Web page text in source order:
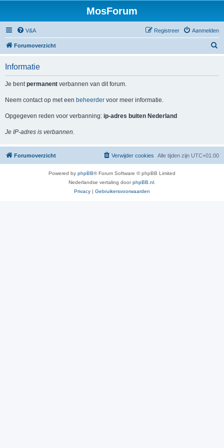
MosForum
V&A Aanmelden
Registreer
Forumoverzicht
Informatie
Je bentpermanent verbannen van dit forum.
Neem contact op met een beheerder voor meer informatie.
Opgegeven reden voor verbanning: ip-adres buiten Nederland
Je IP-adres is verbannen.
Forumoverzicht Alle tijden zijn UTC+01:00
Verwijder cookies
Powered by phpBB® Forum Software © phpBB Limited
Nederlandse vertaling doorphpBB.nl
Privacy | Gebruikersvoorwaarden